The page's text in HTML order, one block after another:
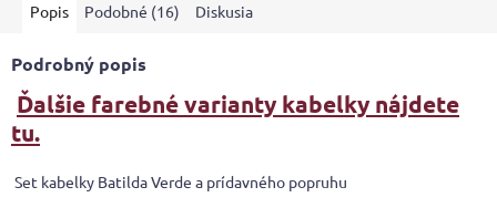
hviezdičiek.
Popis Podobné (16) Diskusia
Podrobný popis
Ďalšie farebné varianty kabelky nájdete
tu.
Set kabelky Batilda Verde a prídavného popruhu